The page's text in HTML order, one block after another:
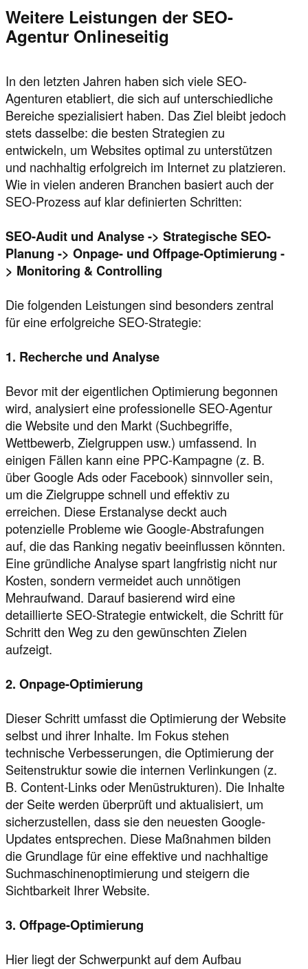
Weitere Leistungen der SEO-
Agentur Onlineseitig
In den letzten Jahren haben sich viele SEO-
Agenturen etabliert, die sich auf unterschiedliche
Bereiche spezialisiert haben. Das Ziel bleibt jedoch
stets dasselbe: die besten Strategien zu
entwickeln, um Websites optimal zu unterstützen
und nachhaltig erfolgreich im Internet zu platzieren.
Wie in vielen anderen Branchen basiert auch der
SEO-Prozess auf klar definierten Schritten:
SEO-Audit und Analyse -> Strategische SEO-
Planung -> Onpage- und Offpage-Optimierung -
> Monitoring & Controlling
Die folgenden Leistungen sind besonders zentral
für eine erfolgreiche SEO-Strategie:
1. Recherche und Analyse
Bevor mit der eigentlichen Optimierung begonnen
wird, analysiert eine professionelle SEO-Agentur
die Website und den Markt (Suchbegriffe,
Wettbewerb, Zielgruppen usw.) umfassend. In
einigen Fällen kann eine PPC-Kampagne (z. B.
über Google Ads oder Facebook) sinnvoller sein,
um die Zielgruppe schnell und effektiv zu
erreichen. Diese Erstanalyse deckt auch
potenzielle Probleme wie Google-Abstrafungen
auf, die das Ranking negativ beeinflussen könnten.
Eine gründliche Analyse spart langfristig nicht nur
Kosten, sondern vermeidet auch unnötigen
Mehraufwand. Darauf basierend wird eine
detaillierte SEO-Strategie entwickelt, die Schritt für
Schritt den Weg zu den gewünschten Zielen
aufzeigt.
2. Onpage-Optimierung
Dieser Schritt umfasst die Optimierung der Website
selbst und ihrer Inhalte. Im Fokus stehen
technische Verbesserungen, die Optimierung der
Seitenstruktur sowie die internen Verlinkungen (z.
B. Content-Links oder Menüstrukturen). Die Inhalte
der Seite werden überprüft und aktualisiert, um
sicherzustellen, dass sie den neuesten Google-
Updates entsprechen. Diese Maßnahmen bilden
die Grundlage für eine effektive und nachhaltige
Suchmaschinenoptimierung und steigern die
Sichtbarkeit Ihrer Website.
3. Offpage-Optimierung
Hier liegt der Schwerpunkt auf dem Aufbau